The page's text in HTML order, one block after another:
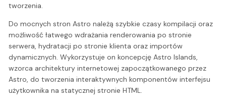
tworzenia.
Do mocnych stron Astro należą szybkie czasy kompilacji oraz
możliwość łatwego wdrażania renderowania po stronie
serwera, hydratacji po stronie klienta oraz importów
dynamicznych. Wykorzystuje on koncepcję Astro Islands,
wzorca architektury internetowej zapoczątkowanego przez
Astro, do tworzenia interaktywnych komponentów interfejsu
użytkownika na statycznej stronie HTML.